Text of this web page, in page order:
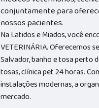
conjuntamente para
nossos pacientes.
Na Latidos e Miados, você
VETERINÁRIA. Oferecemos
Salvador, banho e tosa perto
tosas, clínica pet 24 horas.
instalações modernas, a
mercado.